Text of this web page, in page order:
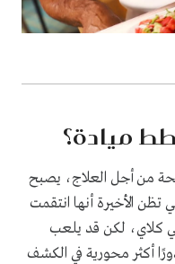
ميادة؟
من أجل العلاج، يصبح
تظن الأخيرة أنها انتقمت
كلاي، لكن قد يلعب
أكثر محورية في الكشف